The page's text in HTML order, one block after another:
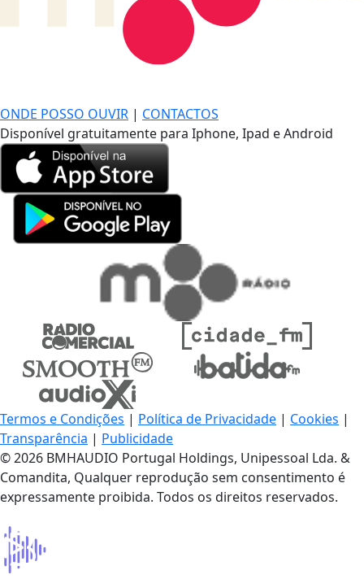
ONDE POSSO OUVIR | CONTACTOS
Disponível gratuitamente para Iphone, Ipad e Android
Termos e Condições | Política de Privacidade | Cookies |
Transparência | Publicidade
© 2026 BMHAUDIO Portugal Holdings, Unipessoal Lda. &
Comandita, Qualquer reprodução sem consentimento é
expressamente proibida. Todos os direitos reservados.